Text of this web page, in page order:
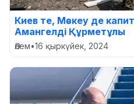
Киев те, Мәскеу де
Амангелді Құрметұлы
Әлем•16 қыркүйек, 2024